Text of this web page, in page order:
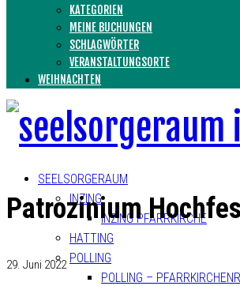
KATEGORIEN
MEINE BUCHUNGEN
SCHLAGWÖRTER
VERANSTALTUNGSORTE
WEIHNACHTEN
SEELSORGERAUM
INZING
INZING PFARRKIRCHE
HATTING
POLLING
POLLING –
Patrozinium
29. Juni 2022